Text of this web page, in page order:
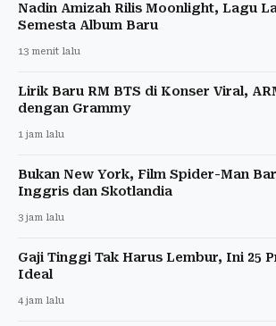
Nadin Amizah Rilis Moonlight, Lagu
Semesta Album Baru
13 menit lalu
Lirik Baru RM BTS di Konser Viral,
dengan Grammy
1 jam lalu
Bukan New York, Film Spider-Man
Inggris dan Skotlandia
3 jam lalu
Gaji Tinggi Tak Harus Lembur, Ini 25
Ideal
4 jam lalu